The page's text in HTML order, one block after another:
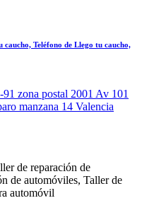
Teléfono de Llego tu caucho,
zona postal 2001 Av 101
manzana 14 Valencia
de reparación de
de automóviles, Taller de
automóvil